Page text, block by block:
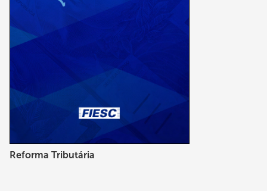
Reforma Tributária